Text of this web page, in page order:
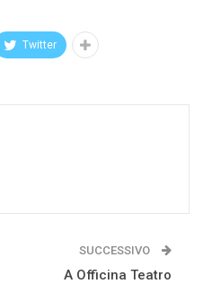
Twitter
SUCCESSIVO
A Officina Teatro